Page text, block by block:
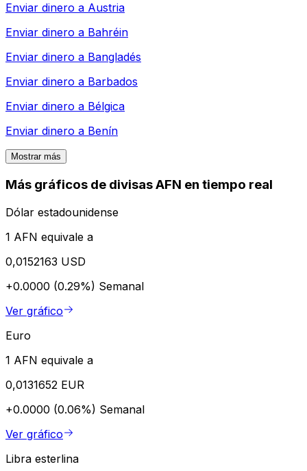
Enviar dinero a Austria
Enviar dinero a Bahréin
Enviar dinero a Bangladés
Enviar dinero a Barbados
Enviar dinero a Bélgica
Enviar dinero a Benín
Mostrar más
Más gráficos de divisas AFN en tiempo real
Dólar estadounidense
1 AFN equivale a
0,0152163 USD
+0.0000 (0.29%) Semanal
Ver gráfico
Euro
1 AFN equivale a
0,0131652 EUR
+0.0000 (0.06%) Semanal
Ver gráfico
Libra esterlina